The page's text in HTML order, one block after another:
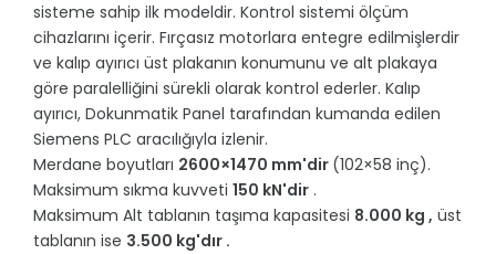
sisteme sahip ilk modeldir. Kontrol sistemi ölçüm
cihazlarını içerir. Fırçasız motorlara entegre edilmişlerdir
ve kalıp ayırıcı üst plakanın konumunu ve alt plakaya
göre paralelliğini sürekli olarak kontrol ederler. Kalıp
ayırıcı, Dokunmatik Panel tarafından kumanda edilen
Siemens PLC aracılığıyla izlenir.
Merdane boyutları 2600×1470 mm'dir (102×58 inç).
Maksimum sıkma kuvveti 150 kN'dir .
Maksimum Alt tablanın taşıma kapasitesi 8.000 kg , üst
tablanın ise 3.500 kg'dır .